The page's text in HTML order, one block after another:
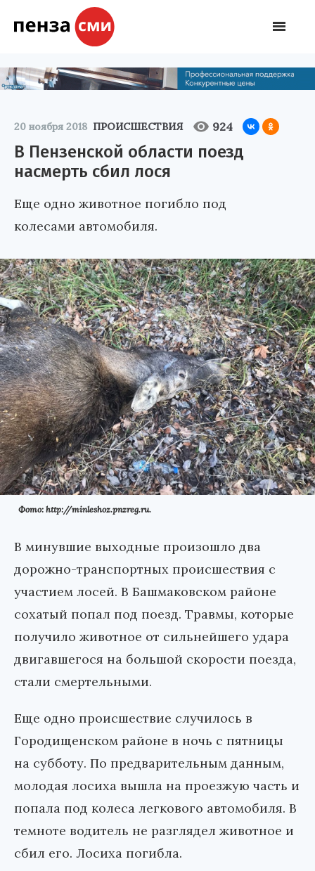
20 ноября 2018 ПРОИСШЕСТВИЯ 924
В Пензенской области поезд
насмерть сбил лося
Еще одно животное погибло под
колесами автомобиля.
Фото: http://minleshoz.pnzreg.ru.
В минувшие выходные произошло два
дорожно-транспортных происшествия с
участием лосей. В Башмаковском районе
сохатый попал под поезд. Травмы, которые
получило животное от сильнейшего удара
двигавшегося на большой скорости поезда,
стали смертельными.
Еще одно происшествие случилось в
Городищенском районе в ночь с пятницы
на субботу. По предварительным данным,
молодая лосиха вышла на проезжую часть и
попала под колеса легкового автомобиля. В
темноте водитель не разглядел животное и
сбил его. Лосиха погибла.